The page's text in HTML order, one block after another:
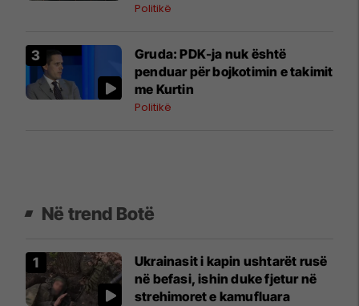
Politikë
Gruda: PDK-ja nuk është
penduar për bojkotimin e takimit
me Kurtin
Politikë
Në trend Botë
Ukrainasit i kapin ushtarët rusë
në befasi, ishin duke fjetur në
strehimoret e kamufluara